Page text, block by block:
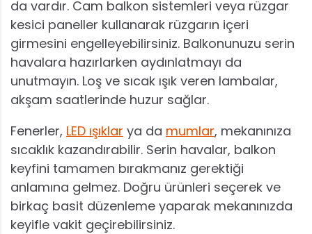
da vardır. Cam balkon sistemleri veya rüzgar
kesici paneller kullanarak rüzgarın içeri
girmesini engelleyebilirsiniz. Balkonunuzu serin
havalara hazırlarken aydınlatmayı da
unutmayın. Loş ve sıcak ışık veren lambalar,
akşam saatlerinde huzur sağlar.
Fenerler, LED ışıklar ya da mumlar, mekanınıza
sıcaklık kazandırabilir. Serin havalar, balkon
keyfini tamamen bırakmanız gerektiği
anlamına gelmez. Doğru ürünleri seçerek ve
birkaç basit düzenleme yaparak mekanınızda
keyifle vakit geçirebilirsiniz.